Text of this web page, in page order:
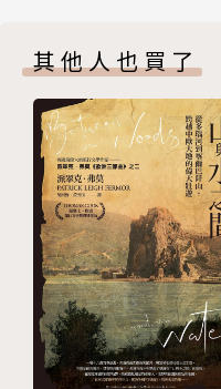
偷，詛咒發動了。深冬
更奇怪的是，當她走出
貓在眨眼，還嘩啦啦地
認不得深冬，身上還多
角色的名字……不會吧
了？！
只有抓到小偷，讀長町
冬發現自己和居民們竟
得越來越像狐狸……
其他人也買了